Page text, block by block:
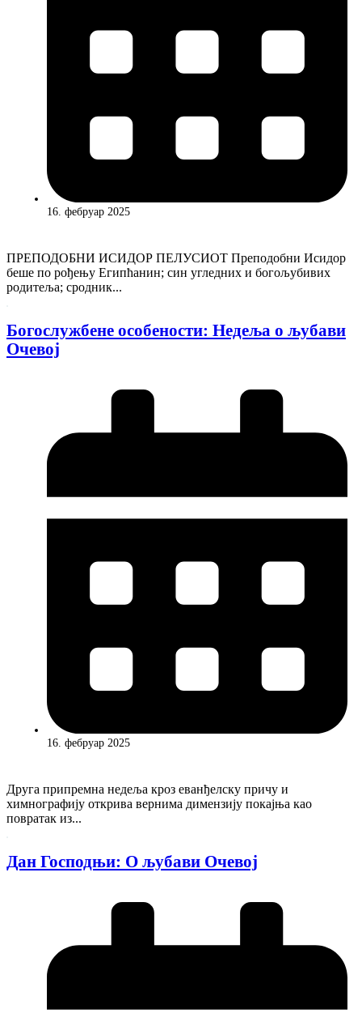
16. фебруар 2025
ПРЕПОДОБНИ ИСИДОР ПЕЛУСИОТ Преподобни Исидор
беше по рођењу Египћанин; син угледних и богољубивих
родитеља; сродник...
Богослужбене особености: Недеља о љубави
Очевој
16. фебруар 2025
Друга припремна недеља кроз еванђелску причу и
химнографију открива вернима димензију покајња као
повратак из...
Дан Господњи: О љубави Очевој